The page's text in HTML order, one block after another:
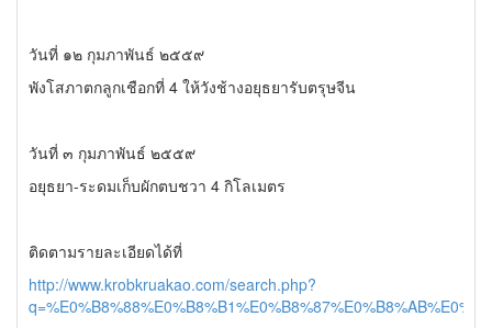
วันที่ ๑๒ กุมภาพันธ์ ๒๕๕๙
พังโสภาตกลูกเชือกที่ 4 ให้วังช้างอยุธยารับตรุษจีน
วันที่ ๓ กุมภาพันธ์ ๒๕๕๙
อยุธยา-ระดมเก็บผักตบชวา 4 กิโลเมตร
ติดตามรายละเอียดได้ที่
http://www.krobkruakao.com/search.php?